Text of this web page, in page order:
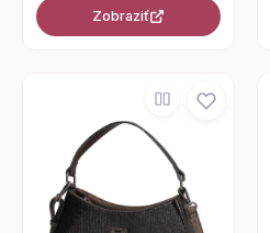
Zobraziť